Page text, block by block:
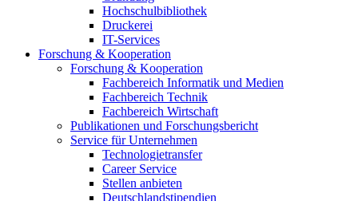
Hochschulbibliothek
Druckerei
IT-Services
Forschung & Kooperation
Forschung & Kooperation
Fachbereich Informatik und Medien
Fachbereich Technik
Fachbereich Wirtschaft
Publikationen und Forschungsbericht
Service für Unternehmen
Technologietransfer
Career Service
Stellen anbieten
Deutschlandstipendien